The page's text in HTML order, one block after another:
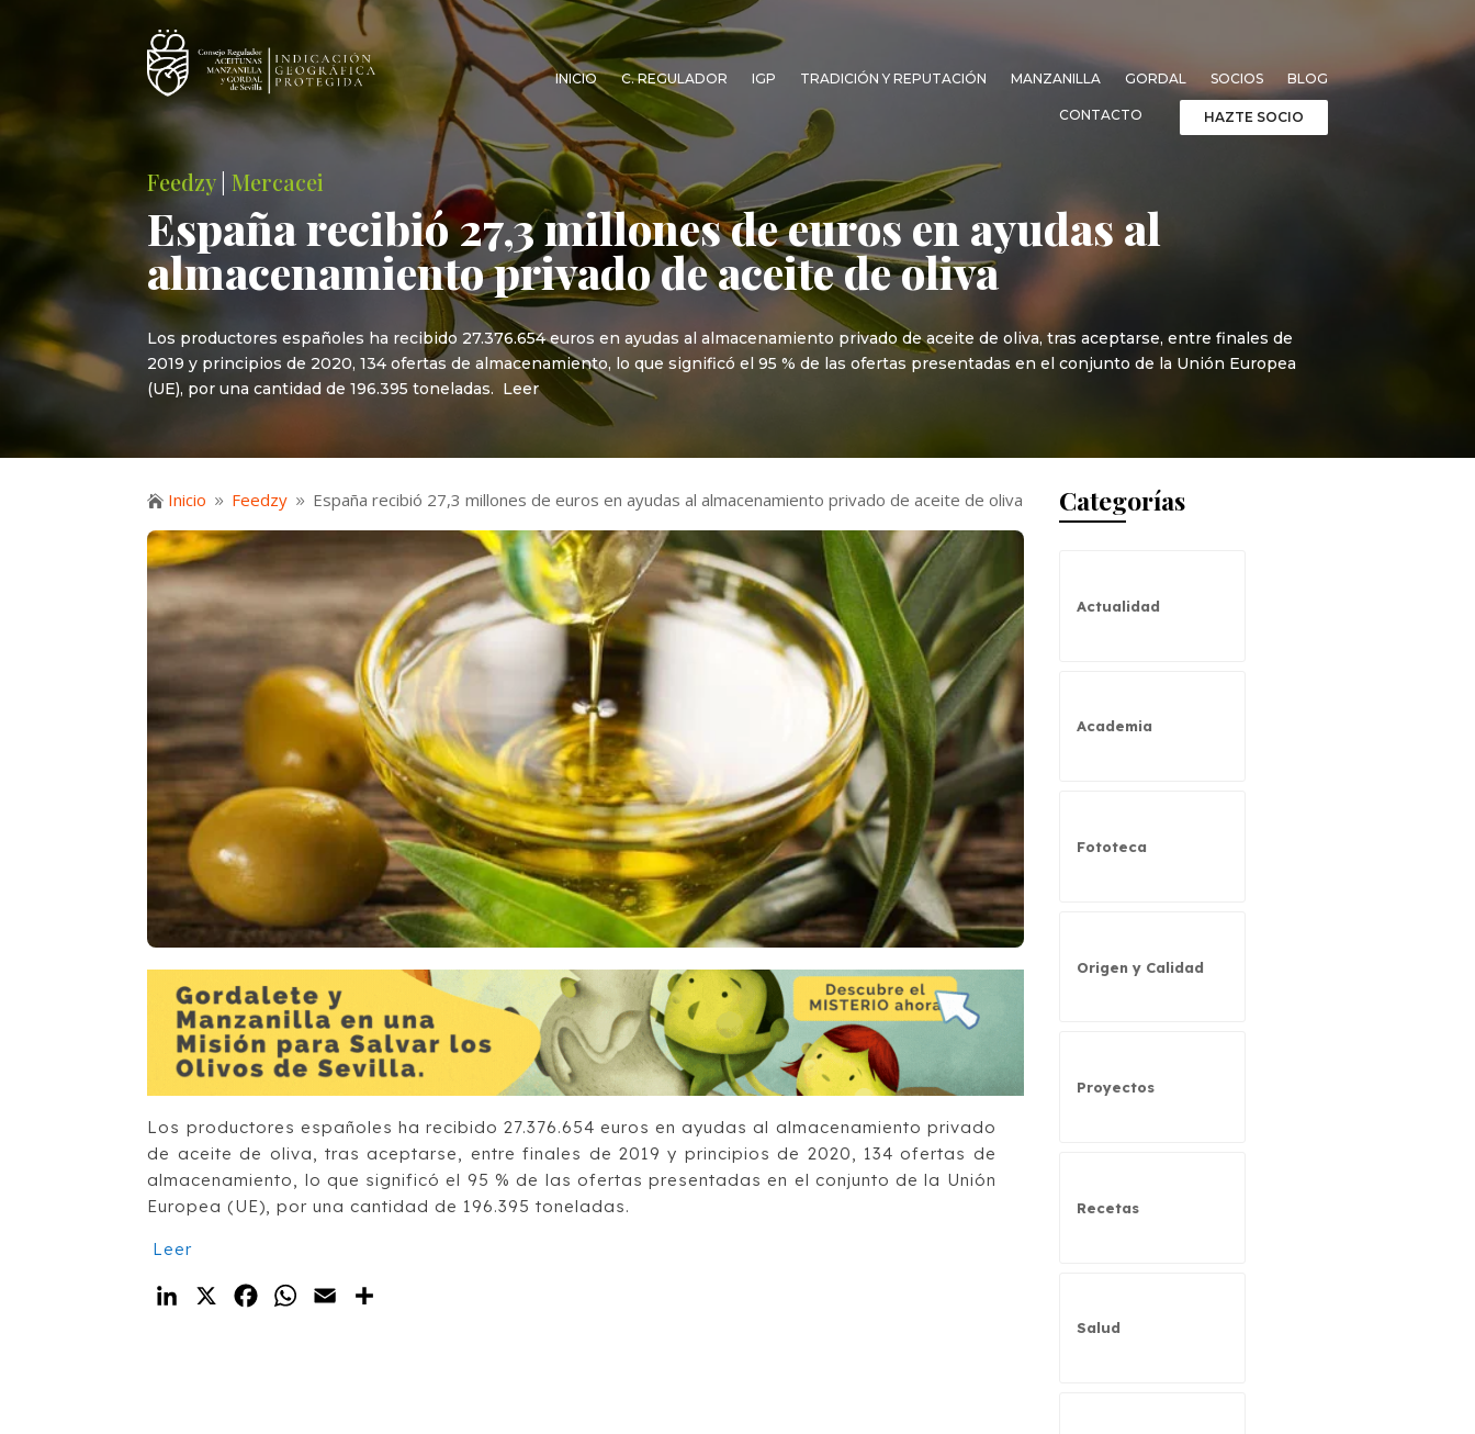
INICIO C. REGULADOR IGP TRADICIÓN Y REPUTACIÓN MANZANILLA GORDAL SOCIOS BLOG
CONTACTO HAZTE SOCIO
Feedzy|Mercacei
España recibió 27,3 millones de euros en ayudas al
almacenamiento privado de aceite de oliva
Los productores españoles ha recibido 27.376.654 euros en ayudas al almacenamiento privado de aceite de oliva, tras aceptarse, entre finales de
2019 y principios de 2020, 134 ofertas de almacenamiento, lo que significó el 95 % de las ofertas presentadas en el conjunto de la Unión Europea
(UE), por una cantidad de 196.395 toneladas. Leer
 Inicio 9 Feedzy 9 España recibió 27,3 millones de euros en ayudas al almacenamiento privado de aceite de oliva
Los productores españoles ha recibido 27.376.654 euros en ayudas al almacenamiento privado
de aceite de oliva, tras aceptarse, entre finales de 2019 y principios de 2020, 134 ofertas de
almacenamiento, lo que significó el 95 % de las ofertas presentadas en el conjunto de la Unión
Europea (UE), por una cantidad de 196.395 toneladas.
Leer
LinkedIn
X FacebookWhatsApp
Email
Categorías
Actualidad
Academia
Fototeca
Origen y Calidad
Proyectos
Recetas
Salud